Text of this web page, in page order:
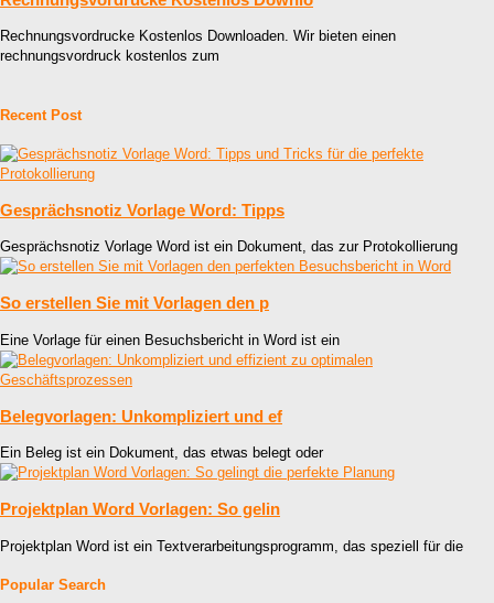
Rechnungsvordrucke Kostenlos Downloaden. Wir bieten einen
rechnungsvordruck kostenlos zum
Recent Post
Gesprächsnotiz Vorlage Word: Tipps
Gesprächsnotiz Vorlage Word ist ein Dokument, das zur Protokollierung
So erstellen Sie mit Vorlagen den p
Eine Vorlage für einen Besuchsbericht in Word ist ein
Belegvorlagen: Unkompliziert und ef
Ein Beleg ist ein Dokument, das etwas belegt oder
Projektplan Word Vorlagen: So gelin
Projektplan Word ist ein Textverarbeitungsprogramm, das speziell für die
Popular Search